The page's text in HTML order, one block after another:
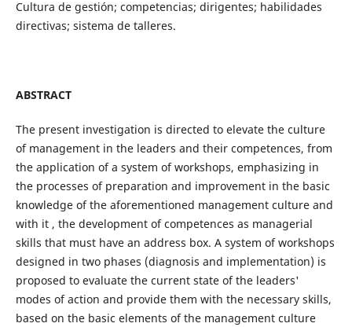
Cultura de gestión; competencias; dirigentes; habilidades
directivas; sistema de talleres.
ABSTRACT
The present investigation is directed to elevate the culture
of management in the leaders and their competences, from
the application of a system of workshops, emphasizing in
the processes of preparation and improvement in the basic
knowledge of the aforementioned management culture and
with it , the development of competences as managerial
skills that must have an address box. A system of workshops
designed in two phases (diagnosis and implementation) is
proposed to evaluate the current state of the leaders'
modes of action and provide them with the necessary skills,
based on the basic elements of the management culture